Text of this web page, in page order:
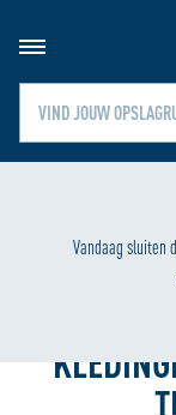
Vandaag sluiten